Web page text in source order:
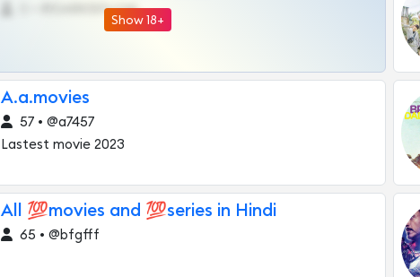
Show 18+
@DARK15FLOWSBOT
A.a.movies
57 • @a7457
Lastest movie 2023
All 💯movies and 💯series in Hindi
65 • @bfgfff